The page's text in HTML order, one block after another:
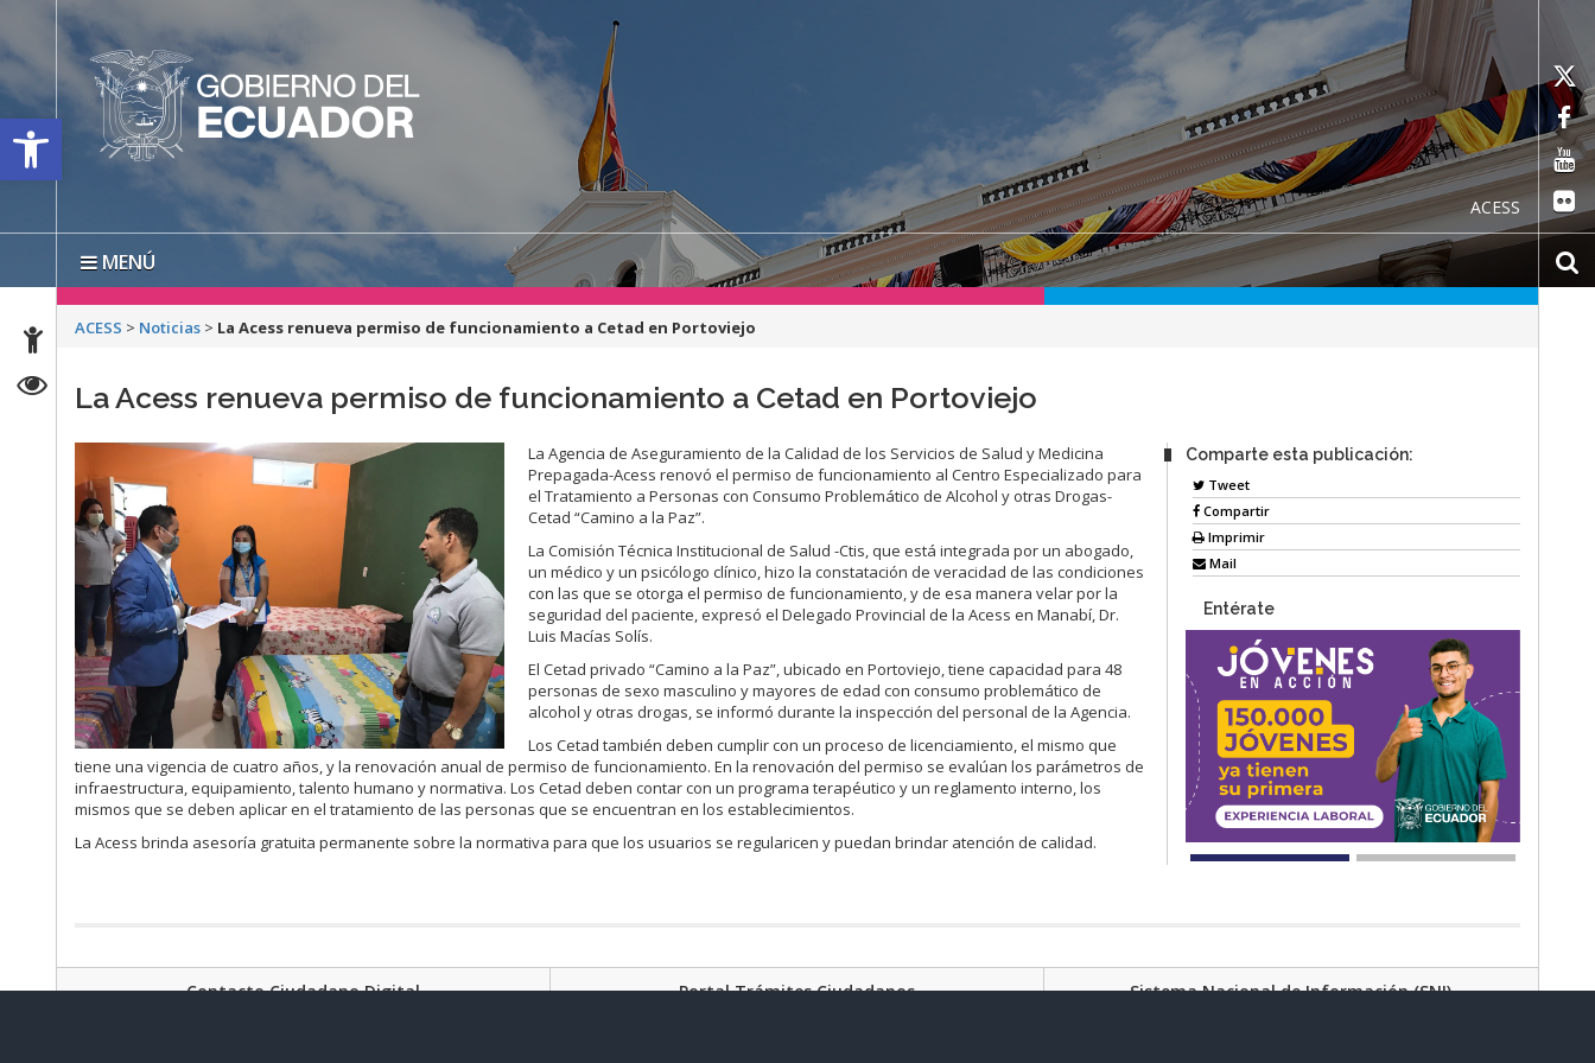
Open toolbar
ACESS
MENÚ
ACESS > Noticias > La Acess renueva permiso de funcionamiento a Cetad en Portoviejo
La Acess renueva permiso de funcionamiento a Cetad en Portoviejo
La Agencia de Aseguramiento de la Calidad de los Servicios de Salud y Medicina
Prepagada-Acess renovó el permiso de funcionamiento al Centro Especializado para
el Tratamiento a Personas con Consumo Problemático de Alcohol y otras Drogas-
Cetad “Camino a la Paz”.
La Comisión Técnica Institucional de Salud -Ctis, que está integrada por un abogado,
un médico y un psicólogo clínico, hizo la constatación de veracidad de las condiciones
con las que se otorga el permiso de funcionamiento, y de esa manera velar por la
seguridad del paciente, expresó el Delegado Provincial de la Acess en Manabí, Dr.
Luis Macías Solís.
El Cetad privado “Camino a la Paz”, ubicado en Portoviejo, tiene capacidad para 48
personas de sexo masculino y mayores de edad con consumo problemático de
alcohol y otras drogas, se informó durante la inspección del personal de la Agencia.
Los Cetad también deben cumplir con un proceso de licenciamiento, el mismo que
tiene una vigencia de cuatro años, y la renovación anual de permiso de funcionamiento. En la renovación del permiso se evalúan los parámetros de
infraestructura, equipamiento, talento humano y normativa. Los Cetad deben contar con un programa terapéutico y un reglamento interno, los
mismos que se deben aplicar en el tratamiento de las personas que se encuentran en los establecimientos.
La Acess brinda asesoría gratuita permanente sobre la normativa para que los usuarios se regularicen y puedan brindar atención de calidad.
Comparte esta publicación:
Tweet
Compartir
Imprimir
Mail
Entérate
Contacto Ciudadano Digital Portal Trámites Ciudadanos Sistema Nacional de Información (SNI)